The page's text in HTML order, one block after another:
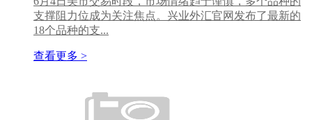
支撑阻力位成为关注焦点。兴业外汇官网发布了最新的
18个品种的支...
查看更多 >